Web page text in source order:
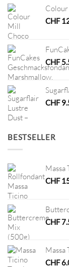
CHF
CHF
CHF
BESTSELLER
Massa
CHF
CHF
Massa
CHF